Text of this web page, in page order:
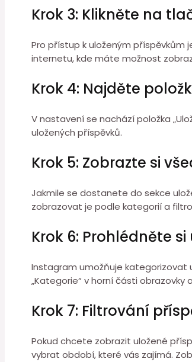
Krok 3: Klikněte na
Pro přístup k uloženým příspěvkům
internetu, kde máte možnost
Krok 4: Najděte
V nastavení se nachází položka
uložených příspěvků.
Krok 5: Zobrazte si
Jakmile se dostanete do sekce
zobrazovat je podle kategorií a
Krok 6: Prohlédněte
Instagram umožňuje kategorizovat
„Kategorie“ v horní části
Krok 7: Filtrování
Pokud chcete zobrazit uložené
vybrat období, které vás zajímá.